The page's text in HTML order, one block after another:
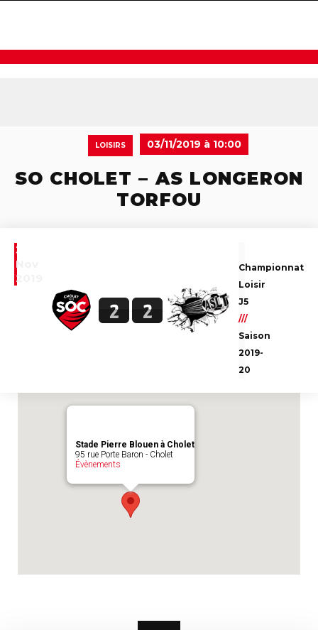
LOISIRS 03/11/2019 à 10:00
SO CHOLET – AS LONGERON
TORFOU
3
Nov
2019
2 2
Championnat
Loisir
J5
///
Saison
2019-
20
Emplacement du match :Stade Pierre
Stade Pierre Blouen à Cholet
95 rue Porte Baron - Cholet
Évènements